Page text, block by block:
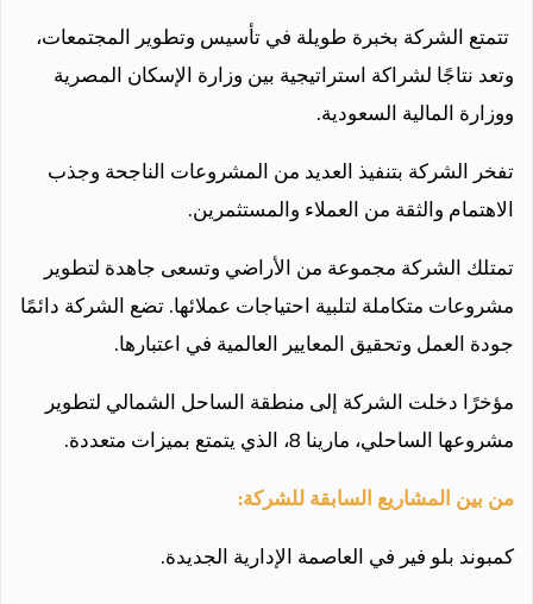
تتمتع الشركة بخبرة طويلة في تأسيس وتطوير المجتمعات،
وتعد نتاجًا لشراكة استراتيجية بين وزارة الإسكان المصرية
ووزارة المالية السعودية.
تفخر الشركة بتنفيذ العديد من المشروعات الناجحة وجذب
الاهتمام والثقة من العملاء والمستثمرين.
تمتلك الشركة مجموعة من الأراضي وتسعى جاهدة لتطوير
مشروعات متكاملة لتلبية احتياجات عملائها. تضع الشركة دائمًا
جودة العمل وتحقيق المعايير العالمية في اعتبارها.
مؤخرًا دخلت الشركة إلى منطقة الساحل الشمالي لتطوير
مشروعها الساحلي، مارينا 8، الذي يتمتع بميزات متعددة.
من بين المشاريع السابقة للشركة:
كمبوند بلو فير في العاصمة الإدارية الجديدة.